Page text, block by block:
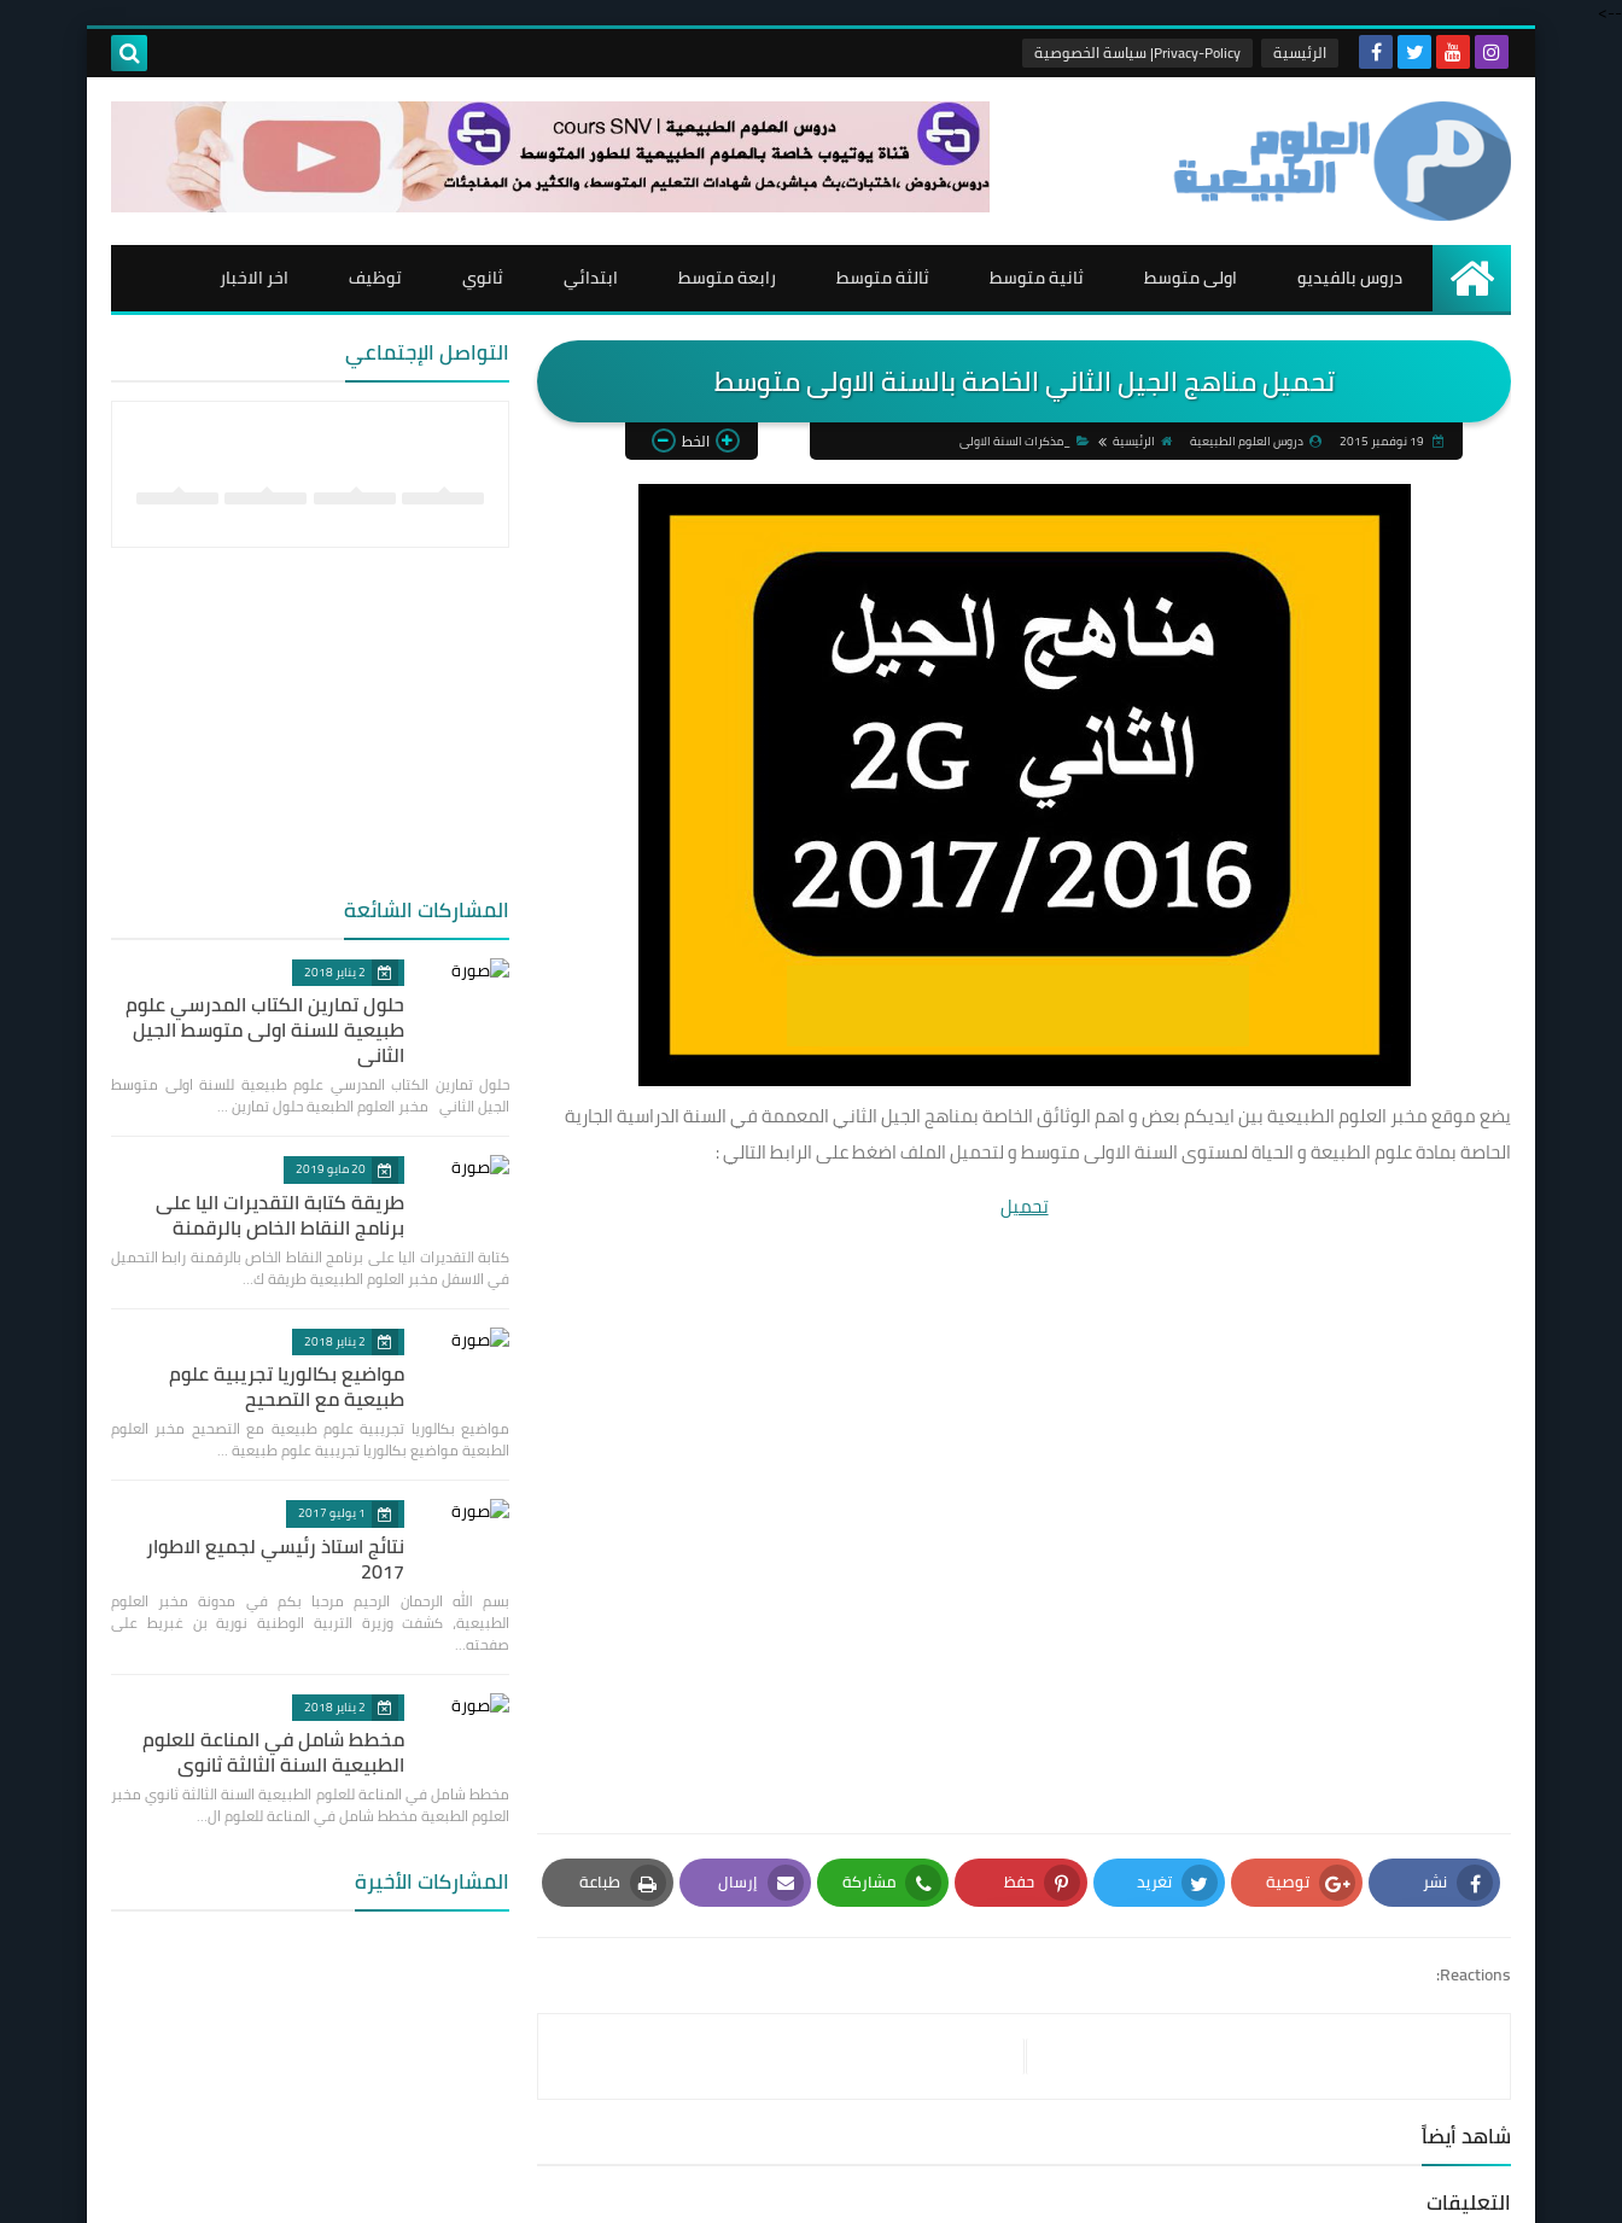
-->
الرئيسية Privacy-Policy| سياسة الخصوصية
الرئيسية
دروس بالفيديو اولى متوسط ثانية متوسط ثالثة متوسط رابعة متوسط ابتدائي ثانوي توظيف اخر الاخبار
تحميل مناهج الجيل الثاني الخاصة بالسنة الاولى متوسط
دروس العلوم الطبيعية الرئيسية _مذكرات السنة الاولى الخط
يضع موقع مخبر العلوم الطبيعية بين ايديكم بعض و اهم الوثائق الخاصة بمناهج الجيل الثاني المعممة في السنة الدراسية الجارية
الحاصة بمادة علوم الطبيعة و الحياة لمستوى السنة الاولى متوسط و لتحميل الملف اضغط على الرابط التالي :
تحميل
نشر
Facebook
توصية
Google Plus
تغريد
Twitter
حفظ
Pinterest
مشاركة
Whatsapp
إرسال
Email
طباعة
Print
Reactions:
شاهد أيضاً
التعليقات
التواصل الإجتماعي
المشاركات الشائعة
2 يناير 2018
حلول تمارين الكتاب المدرسي علوم
طبيعية للسنة اولى متوسط الجيل
الثاني
حلول تمارين الكتاب المدرسي علوم طبيعية للسنة اولى متوسط
الجيل الثاني مخبر العلوم الطبعية حلول تمارين …
20 مايو 2019
طريقة كتابة التقديرات اليا على
برنامج النقاط الخاص بالرقمنة
كتابة التقديرات اليا على برنامج النقاط الخاص بالرقمنة رابط التحميل
في الاسفل مخبر العلوم الطبيعية طريقة ك…
2 يناير 2018
مواضيع بكالوريا تجريبية علوم
طبيعية مع التصحيح
مواضيع بكالوريا تجريبية علوم طبيعية مع التصحيح مخبر العلوم
الطبعية مواضيع بكالوريا تجريبية علوم طبيعية …
1 يوليو 2017
نتائج استاذ رئيسي لجميع الاطوار
2017
بسم الله الرحمان الرحيم مرحبا بكم في مدونة مخبر العلوم
الطبيعية، كشفت وزيرة التربية الوطنية نورية بن غبريط على
صفحته…
2 يناير 2018
مخطط شامل في المناعة للعلوم
الطبيعية السنة الثالثة ثانوي
مخطط شامل في المناعة للعلوم الطبيعية السنة الثالثة ثانوي مخبر
العلوم الطبعية مخطط شامل في المناعة للعلوم ال…
المشاركات الأخيرة